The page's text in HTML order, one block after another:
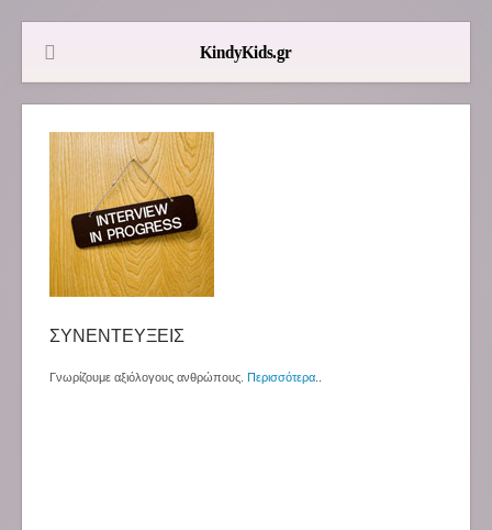
ΣΥΝΕΝΤΕΥΞΕΙΣ
Γνωρίζουμε αξιόλογους ανθρώπους. Περισσότερα